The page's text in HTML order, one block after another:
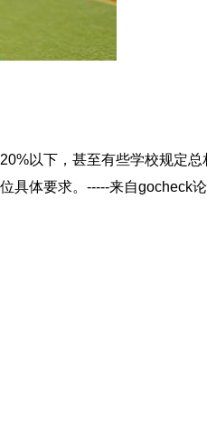
以下，甚至有些学校规定总
具体要求。-----来自gocheck